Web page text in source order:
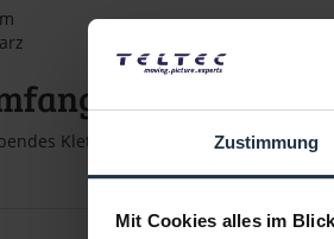
Zustimmung
Mit Cookies alles im
Klettband Loop 25 mm x 25 m